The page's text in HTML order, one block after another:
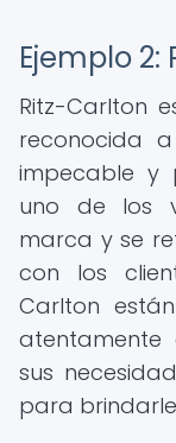
Ejemplo 2:
Ritz-Carlton
reconocida
impecable y
uno de los
marca y se
con los
Carlton
atentamente
sus
para